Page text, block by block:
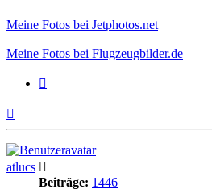
Meine Fotos bei Jetphotos.net
Meine Fotos bei Flugzeugbilder.de
atlucs
Beiträge: 1446